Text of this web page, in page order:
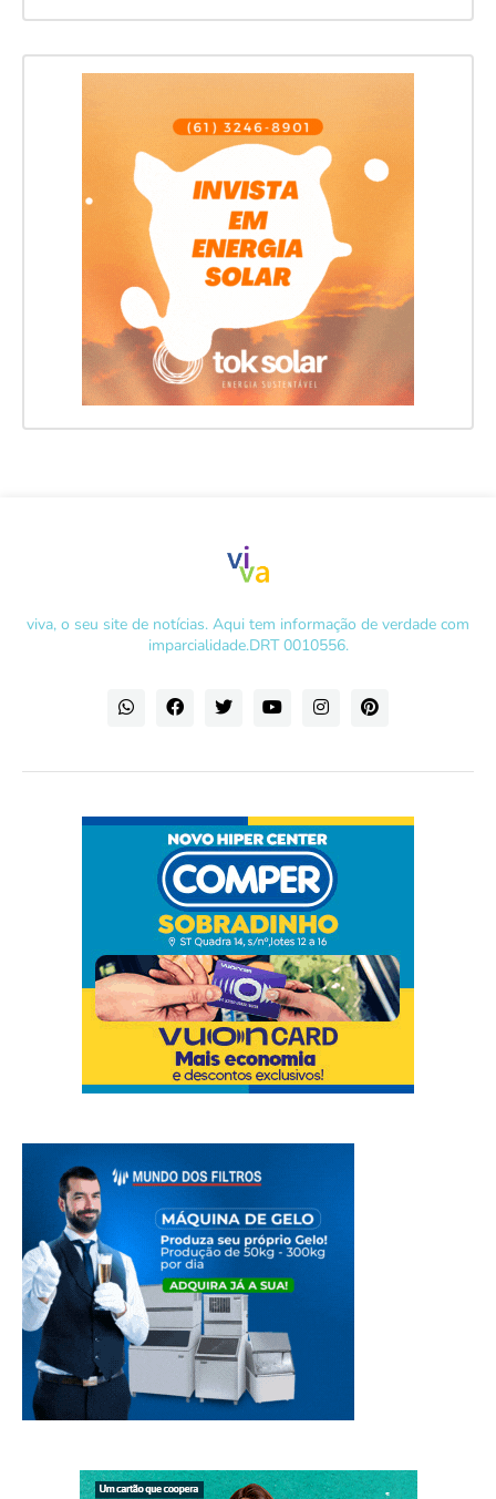
viva, o seu site de notícias. Aqui tem informação de verdade com
imparcialidade.DRT 0010556.